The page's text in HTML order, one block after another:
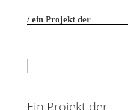
ein Projekt der
Ein Projekt der